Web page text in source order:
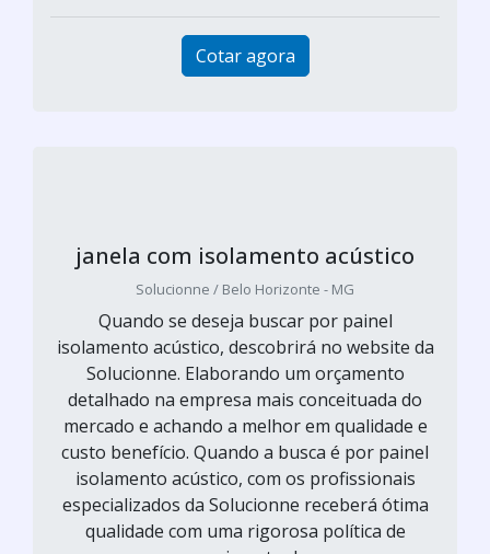
Cotar agora
janela com isolamento acústico
Solucionne / Belo Horizonte - MG
Quando se deseja buscar por painel
isolamento acústico, descobrirá no website da
Solucionne. Elaborando um orçamento
detalhado na empresa mais conceituada do
mercado e achando a melhor em qualidade e
custo benefício. Quando a busca é por painel
isolamento acústico, com os profissionais
especializados da Solucionne receberá ótima
qualidade com uma rigorosa política de